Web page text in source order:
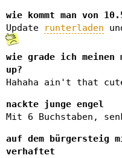
wie kommt man von
Update
runterladen
wie grade ich meinen
up?
Hahaha ain't that
nackte junge engel
Mit 6 Buchstaben,
auf dem bürgersteig
verhaftet